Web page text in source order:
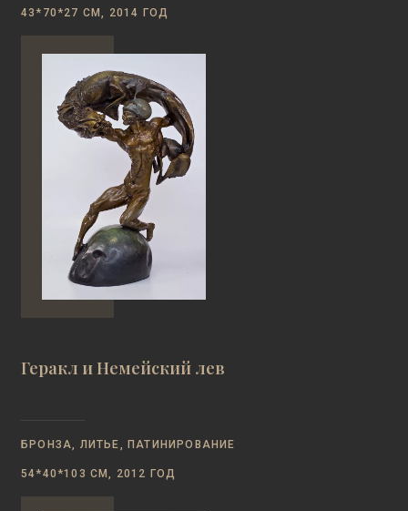
43*70*27 СМ, 2014 ГОД
Геракл и Немейский лев
БРОНЗА, ЛИТЬЕ, ПАТИНИРОВАНИЕ
54*40*103 СМ, 2012 ГОД